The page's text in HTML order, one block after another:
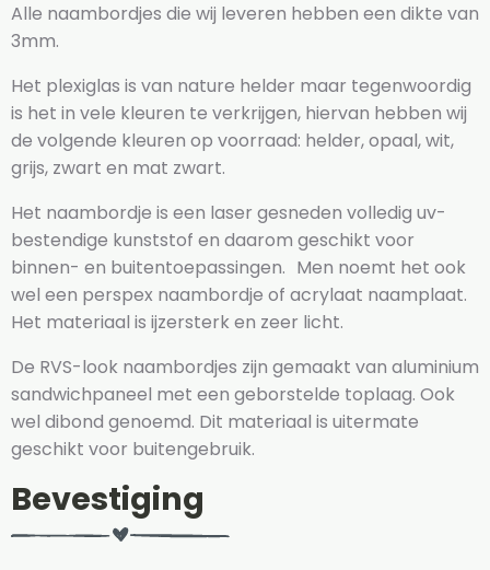
Alle naambordjes die wij leveren hebben een dikte van
3mm.
Het plexiglas is van nature helder maar tegenwoordig
is het in vele kleuren te verkrijgen, hiervan hebben wij
de volgende kleuren op voorraad: helder, opaal, wit,
grijs, zwart en mat zwart.
Het naambordje is een laser gesneden volledig uv-
bestendige kunststof en daarom geschikt voor
binnen- en buitentoepassingen. Men noemt het ook
wel een perspex naambordje of acrylaat naamplaat.
Het materiaal is ijzersterk en zeer licht.
De RVS-look naambordjes zijn gemaakt van aluminium
sandwichpaneel met een geborstelde toplaag. Ook
wel dibond genoemd. Dit materiaal is uitermate
geschikt voor buitengebruik.
Bevestiging